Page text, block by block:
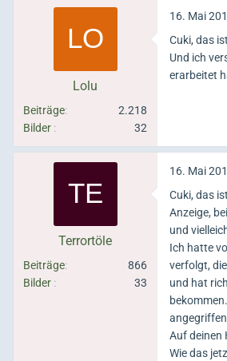
Lolu
Beiträge
2.218
Bilder
32
16. Mai
Cuki, das
Und ich
erarbeitet
Terrortöle
Beiträge
866
Bilder
33
16. Mai
Cuki, das
Anzeige,
und
Ich hatte
verfolgt,
und hat
Auf deinen
Wie das